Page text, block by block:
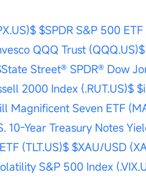
$SPDR S&P 500 ETF
QQQ Trust (QQQ.US)$
Street® SPDR® Dow
2000 Index (.RUT.US)$
Magnificent Seven ETF
10-Year Treasury Notes
(TLT.US)$ $XAU/USD
S&P 500 Index